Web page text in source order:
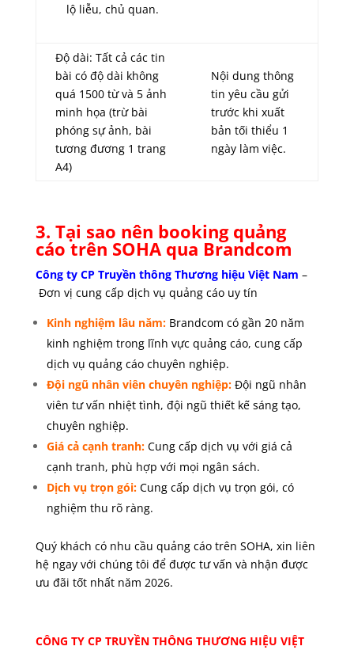
lộ liễu, chủ quan.
Độ dài: Tất cả các tin
bài có độ dài không
quá 1500 từ và 5 ảnh
minh họa (trừ bài
phóng sự ảnh, bài
tương đương 1 trang
A4)
Nội dung thông
tin yêu cầu gửi
trước khi xuất
bản tối thiểu 1
ngày làm việc.
3. Tại sao nên booking quảng
cáo trên SOHA qua Brandcom
Công ty CP Truyền thông Thương hiệu Việt Nam –
Đơn vị cung cấp dịch vụ quảng cáo uy tín
Kinh nghiệm lâu năm: Brandcom có gần 20 năm
kinh nghiệm trong lĩnh vực quảng cáo, cung cấp
dịch vụ quảng cáo chuyên nghiệp.
Đội ngũ nhân viên chuyên nghiệp:Đội ngũ nhân
viên tư vấn nhiệt tình, đội ngũ thiết kế sáng tạo,
chuyên nghiệp.
Giá cả cạnh tranh:Cung cấp dịch vụ với giá cả
cạnh tranh, phù hợp với mọi ngân sách.
Dịch vụ trọn gói:Cung cấp dịch vụ trọn gói, có
nghiệm thu rõ ràng.
Quý khách có nhu cầu quảng cáo trên SOHA, xin liên
hệ ngay với chúng tôi để được tư vấn và nhận được
ưu đãi tốt nhất năm 2026.
CÔNG TY CP TRUYỀN THÔNG THƯƠNG HIỆU VIỆT